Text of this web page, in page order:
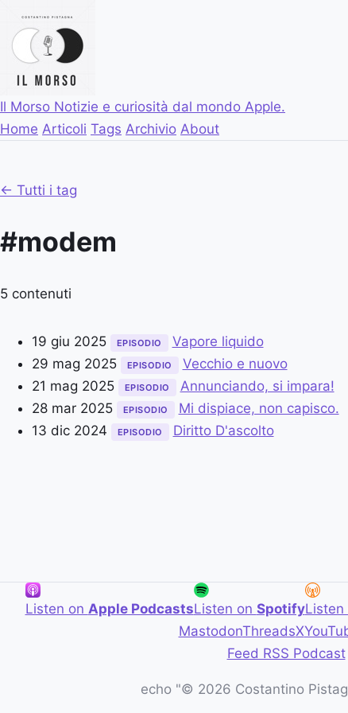
Il Morso Notizie e curiosità dal mondo Apple.
Home Articoli Tags Archivio About
← Tutti i tag
#modem
5 contenuti
19 giu 2025 EPISODIO
Vapore liquido
29 mag 2025
EPISODIO
Vecchio e nuovo
21 mag 2025
EPISODIO
Annunciando, si impara!
28 mar 2025
EPISODIO
Mi dispiace, non capisco.
13 dic 2024
EPISODIO Diritto D'ascolto
Listen on Apple PodcastsListen on SpotifyListen
MastodonThreadsX
Feed RSS Podcast
echo "© 2026 Costantino